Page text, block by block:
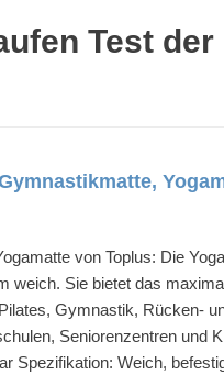
Test
von Toplus: Die
weich. Sie bietet das
Gymnastik, Rücken-
Seniorenzentren und
Spezifikation: Weich,